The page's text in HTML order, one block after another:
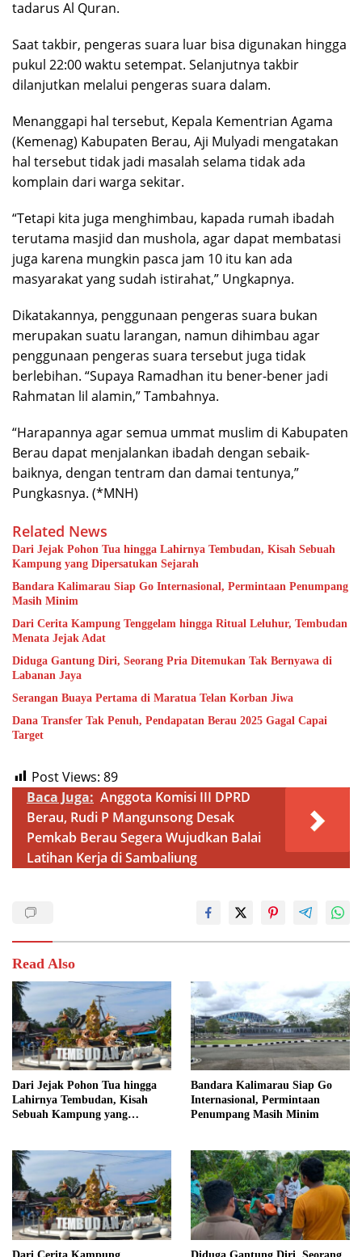
tadarus Al Quran.
Saat takbir, pengeras suara luar bisa digunakan hingga
pukul 22:00 waktu setempat. Selanjutnya takbir
dilanjutkan melalui pengeras suara dalam.
Menanggapi hal tersebut, Kepala Kementrian Agama
(Kemenag) Kabupaten Berau, Aji Mulyadi mengatakan
hal tersebut tidak jadi masalah selama tidak ada
komplain dari warga sekitar.
“Tetapi kita juga menghimbau, kapada rumah ibadah
terutama masjid dan mushola, agar dapat membatasi
juga karena mungkin pasca jam 10 itu kan ada
masyarakat yang sudah istirahat,” Ungkapnya.
Dikatakannya, penggunaan pengeras suara bukan
merupakan suatu larangan, namun dihimbau agar
penggunaan pengeras suara tersebut juga tidak
berlebihan. “Supaya Ramadhan itu bener-bener jadi
Rahmatan lil alamin,” Tambahnya.
“Harapannya agar semua ummat muslim di Kabupaten
Berau dapat menjalankan ibadah dengan sebaik-
baiknya, dengan tentram dan damai tentunya,”
Pungkasnya. (*MNH)
Related News
Dari Jejak Pohon Tua hingga Lahirnya Tembudan, Kisah Sebuah
Kampung yang Dipersatukan Sejarah
Bandara Kalimarau Siap Go Internasional, Permintaan Penumpang
Masih Minim
Dari Cerita Kampung Tenggelam hingga Ritual Leluhur, Tembudan
Menata Jejak Adat
Diduga Gantung Diri, Seorang Pria Ditemukan Tak Bernyawa di
Labanan Jaya
Serangan Buaya Pertama di Maratua Telan Korban Jiwa
Dana Transfer Tak Penuh, Pendapatan Berau 2025 Gagal Capai
Target
Post Views: 89
Baca Juga: Anggota Komisi III DPRD
Berau, Rudi P Mangunsong Desak
Pemkab Berau Segera Wujudkan Balai
Latihan Kerja di Sambaliung
Read Also
Dari Jejak Pohon Tua hingga
Lahirnya Tembudan, Kisah
Sebuah Kampung yang
Bandara Kalimarau Siap Go
Internasional, Permintaan
Penumpang Masih Minim